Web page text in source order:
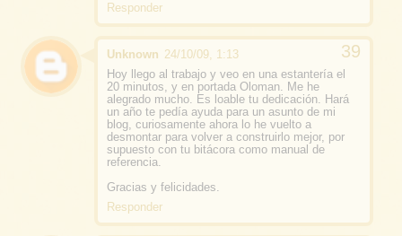
Responder
Unknown 24/10/09, 1:13
Hoy llego al trabajo y veo en una estantería el
20 minutos, y en portada Oloman. Me he
alegrado mucho. Es loable tu dedicación. Hará
un año te pedía ayuda para un asunto de mi
blog, curiosamente ahora lo he vuelto a
desmontar para volver a construirlo mejor, por
supuesto con tu bitácora como manual de
referencia.
Gracias y felicidades.
Responder